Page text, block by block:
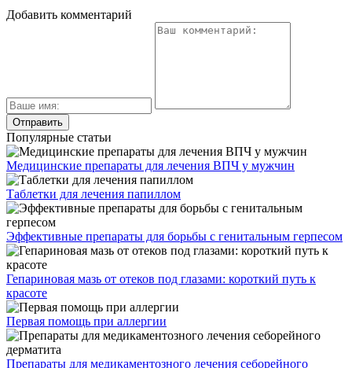
Добавить комментарий
Популярные статьи
Медицинские препараты для лечения ВПЧ у мужчин
Таблетки для лечения папиллом
Эффективные препараты для борьбы с генитальным герпесом
Гепариновая мазь от отеков под глазами: короткий путь к
красоте
Первая помощь при аллергии
Препараты для медикаментозного лечения себорейного